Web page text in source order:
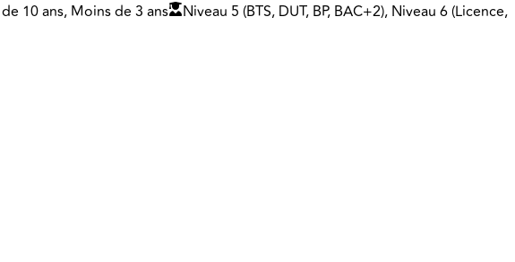
10 ans, Moins de 3 ans
Niveau 5 (BTS, DUT, BP, BAC+2), Niveau 6 (Licence,